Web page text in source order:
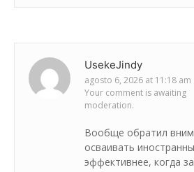
UsekeJindy
agosto 6, 2026 at 11:18 am
Your comment is awaiting
moderation.
Вообще обратил
осваивать
эффективнее, когда